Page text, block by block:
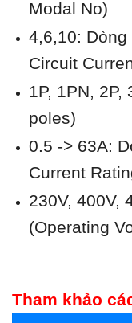
Modal No)
4,6,10:
Circuit
1P, 1PN, 2P,
poles)
0.5 -> 63A:
Current
230V, 400V,
(Operating
Tham khảo